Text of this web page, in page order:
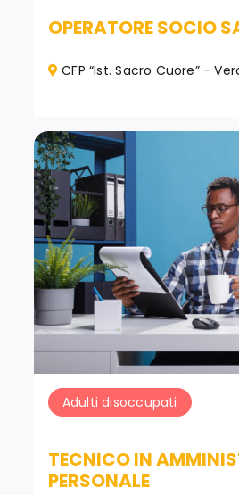
OPERATORE SOCIO
CFP “Ist. Sacro Cuore” -
Adulti disoccupati
TECNICO IN
PERSONALE